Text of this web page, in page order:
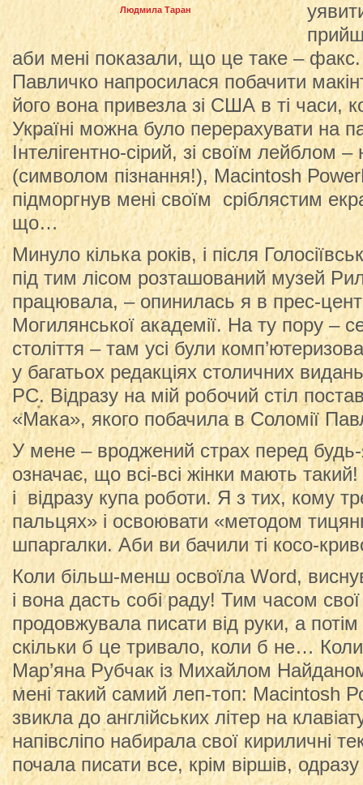
Людмила Таран
аби мені показали, що це таке –
Павличко напросилася побачити
його вона привезла зі США в ті часи,
Україні можна було перерахувати на
Інтелігентно-сірий, зі своїм лейблом
(символом пізнання!), Macintosh
підморгнув мені своїм сріблястим
що…
Минуло кілька років, і після
під тим лісом розташований музей
працювала, – опинилась я в прес-
Могилянської академії. На ту пору –
століття – там усі були
у багатьох редакціях столичних
РС. Відразу на мій робочий стіл
«Мака», якого побачила в Соломії
У мене – вроджений страх перед
означає, що всі-всі жінки мають
і відразу купа роботи. Я з тих, кому
пальцях» і освоювати «методом
шпаргалки. Аби ви бачили ті косо-
Коли більш-менш освоїла Word,
і вона дасть собі раду! Тим часом свої
продовжувала писати від руки, а
скільки б це тривало, коли б не…
Мар’яна Рубчак із Михайлом
мені такий самий леп-топ: Macintosh
звикла до англійських літер на
напівсліпо набирала свої кириличні
почала писати все, крім віршів,